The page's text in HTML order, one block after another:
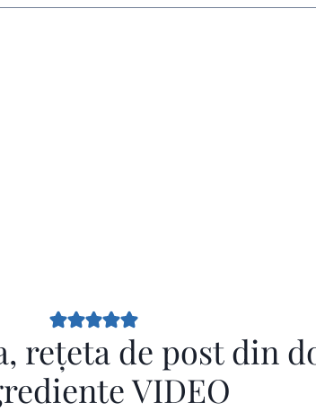
rețeta de post din
VIDEO